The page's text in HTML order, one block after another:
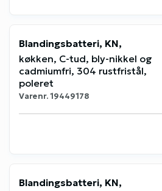
Blandingsbatteri, KN,
køkken, C-tud, bly-nikkel og
cadmiumfri, 304 rustfristål,
poleret
Varenr.19449178
Blandingsbatteri, KN,